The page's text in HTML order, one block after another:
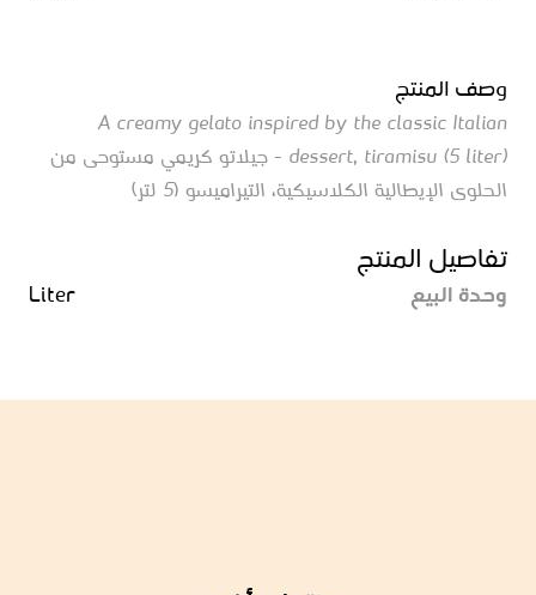
وصف المنتج
A creamy gelato inspired by the classic Italian
dessert, tiramisu (5 liter) - جيلاتو كريمي مستوحى من
الحلوى الإيطالية الكلاسيكية، التيراميسو (5 لتر)
تفاصيل المنتج
وحدة البيع Liter